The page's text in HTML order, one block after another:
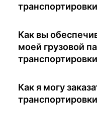
Как вы
моей грузовой
Как я могу